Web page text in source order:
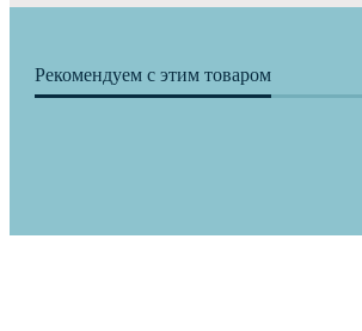
Рекомендуем с этим товаром